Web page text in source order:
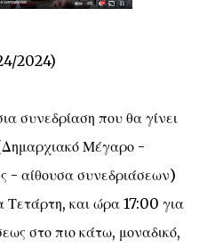
2024)
συνεδρίαση που θα γίνει
Μέγαρο -
- αίθουσα συνεδριάσεων)
Τετάρτη, και ώρα 17:00 για
στο πιο κάτω, μοναδικό,